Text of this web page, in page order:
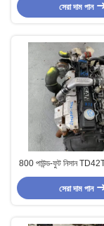
সেরা দাম পান
800 পাউন্ড-ফুট নিসান
ইঞ্জিন জন্য Tule কৃষি
সেরা দাম পান